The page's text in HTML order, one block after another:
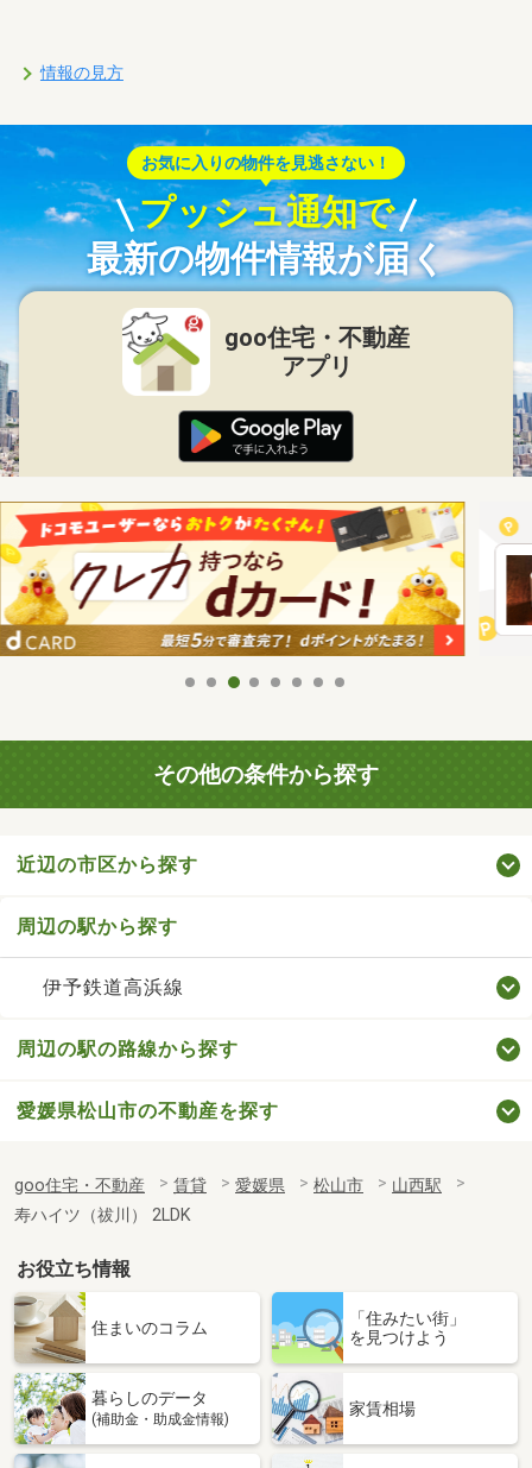
情報の見方
お気に入りの物件を見逃さない！
プッシュ通知で
最新の物件情報が届く
goo住宅・不動産
アプリ
その他の条件から探す
近辺の市区から探す
周辺の駅から探す
伊予鉄道高浜線
周辺の駅の路線から探す
愛媛県松山市の不動産を探す
goo住宅・不動産 賃貸 愛媛県 松山市
山西駅
寿ハイツ（祓川） 2LDK
お役立ち情報
住まいのコラム
「住みたい街」
を見つけよう
暮らしのデータ
(補助金・助成金情報)
家賃相場